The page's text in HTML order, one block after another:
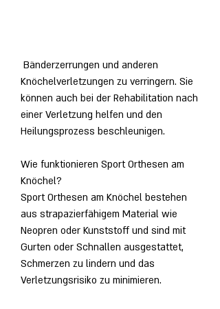
Knöchelverletzungen zu verringern. Sie
können auch bei der Rehabilitation nach
einer Verletzung helfen und den
Heilungsprozess beschleunigen.
Wie funktionieren Sport Orthesen am
Knöchel?
Sport Orthesen am Knöchel bestehen
aus strapazierfähigem Material wie
Neopren oder Kunststoff und sind mit
Gurten oder Schnallen ausgestattet,
Schmerzen zu lindern und das
Verletzungsrisiko zu minimieren.